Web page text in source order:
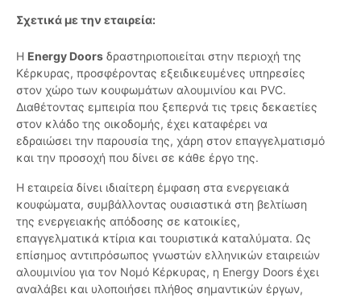
Σχετικά με την εταιρεία:
Η Energy Doors δραστηριοποιείται στην περιοχή της
Κέρκυρας, προσφέροντας εξειδικευμένες υπηρεσίες
στον χώρο των κουφωμάτων αλουμινίου και PVC.
Διαθέτοντας εμπειρία που ξεπερνά τις τρεις δεκαετίες
στον κλάδο της οικοδομής, έχει καταφέρει να
εδραιώσει την παρουσία της, χάρη στον επαγγελματισμό
και την προσοχή που δίνει σε κάθε έργο της.
Η εταιρεία δίνει ιδιαίτερη έμφαση στα ενεργειακά
κουφώματα, συμβάλλοντας ουσιαστικά στη βελτίωση
της ενεργειακής απόδοσης σε κατοικίες,
επαγγελματικά κτίρια και τουριστικά καταλύματα. Ως
επίσημος αντιπρόσωπος γνωστών ελληνικών εταιρειών
αλουμινίου για τον Νομό Κέρκυρας, η Energy Doors έχει
αναλάβει και υλοποιήσει πλήθος σημαντικών έργων,